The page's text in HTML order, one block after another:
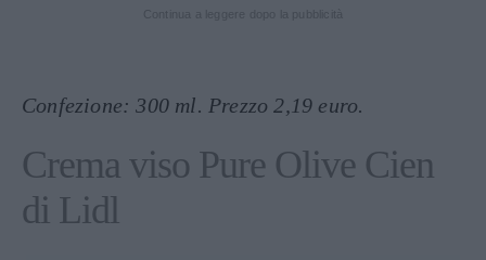
Confezione: 300 ml. Prezzo 2,19 euro.
Crema viso Pure Olive Cien
di Lidl